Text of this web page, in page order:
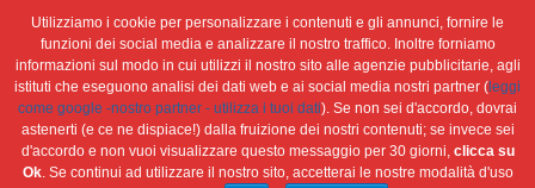
Home Ambiente Attualità
Cultura e società
Green economy
Salute Scienza&tec
Libri
Blog
Viaggi
Utilizziamo i cookie per personalizzare i contenuti e gli annunci, fornire le
funzioni dei social media e analizzare il nostro traffico. Inoltre forniamo
informazioni sul modo in cui utilizzi il nostro sito alle agenzie pubblicitarie, agli
istituti che eseguono analisi dei dati web e ai social media nostri partner ( leggi
come google -nostro partner - utilizza i tuoi dati). Se non sei d'accordo, dovrai
astenerti (e ce ne dispiace!) dalla fruizione dei nostri contenuti; se invece sei
d'accordo e non vuoi visualizzare questo messaggio per 30 giorni, clicca su
Ok. Se continui ad utilizzare il nostro sito, accetterai le nostre modalità d'uso